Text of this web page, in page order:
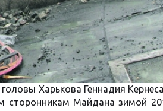
Харькова Геннадия
сторонникам Майдана зимой